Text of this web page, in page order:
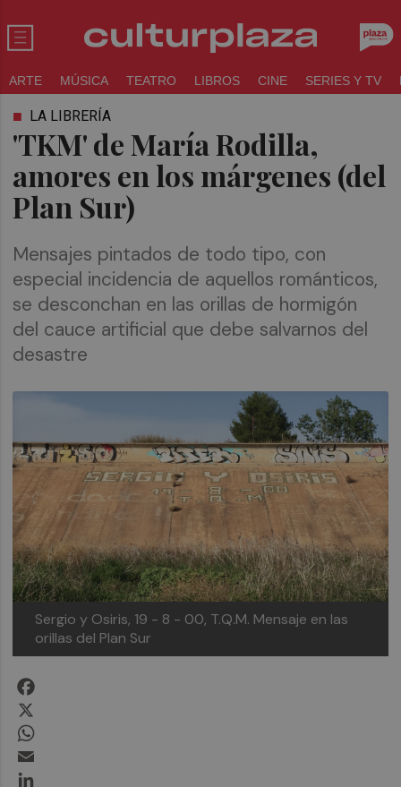
ARTE MÚSICA TEATRO LIBROS CINE SERIES Y TV
'TKM' de María Rodilla,
amores en los márgenes (del
Plan Sur)
LA LIBRERÍA
Mensajes pintados de todo tipo, con
especial incidencia de aquellos románticos,
se desconchan en las orillas de hormigón
del cauce artificial que debe salvarnos del
desastre
Sergio y Osiris, 19 - 8 - 00, T.Q.M. Mensaje en las
orillas del Plan Sur